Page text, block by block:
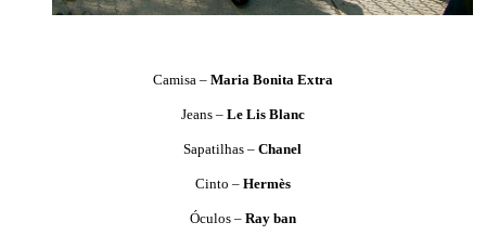
Camisa – Maria Bonita Extra
Jeans – Le Lis Blanc
Sapatilhas –Chanel
Cinto – Hermès
Óculos – Ray ban